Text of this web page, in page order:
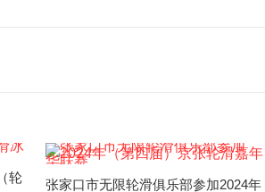
轮
张家口市无限轮滑俱乐部参加2024年